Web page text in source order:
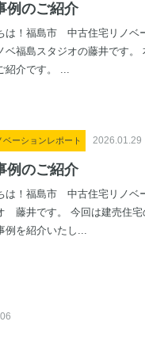
例のご紹介
は！福島市 中古住宅リノベ
ベ福島スタジオの藤井です。
紹介です。 ...
ベーションレポート 2026.01.29
例のご紹介
は！福島市 中古住宅リノベ
藤井です。 今回は建売住宅
例を紹介いたし...